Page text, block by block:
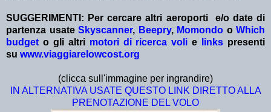
SUGGERIMENTI: Per cercare altri aeroporti e/o date di
partenza usate Skyscanner, Beepry, Momondo o Which
budget o gli altri motori di ricerca voli e links presenti
su www.viaggiarelowcost.org
(clicca sull'immagine per ingrandire)
IN ALTERNATIVA USATE QUESTO LINK DIRETTO ALLA
PRENOTAZIONE DEL VOLO